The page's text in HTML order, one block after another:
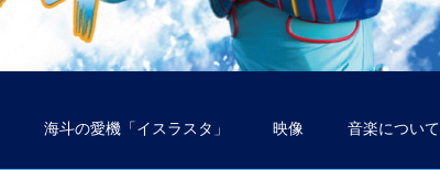
海斗の愛機「イスラスタ」 映像 音楽について